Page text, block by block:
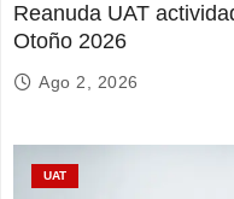
Reanuda UAT
Otoño 2026
Ago 2, 2026
UAT